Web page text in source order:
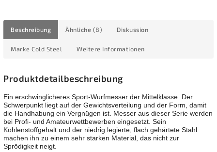
Beschreibung Ähnliche (8) Diskussion
Marke Cold Steel Weitere Informationen
Produktdetailbeschreibung
Ein erschwinglicheres Sport-Wurfmesser der Mittelklasse. Der
Schwerpunkt liegt auf der Gewichtsverteilung und der Form, damit
die Handhabung ein Vergnügen ist. Messer aus dieser Serie werden
bei Profi- und Amateurwettbewerben eingesetzt. Sein
Kohlenstoffgehalt und der niedrig legierte, flach gehärtete Stahl
machen ihn zu einem sehr starken Material, das nicht zur
Sprödigkeit neigt.